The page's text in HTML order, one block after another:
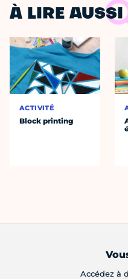
À LIRE AUSSI
ACTIVITÉ
Block printing
Accédez à